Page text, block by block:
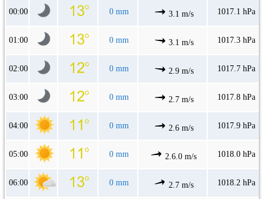
00:00 0 mm 3.1 m/s 1017.1 hPa
01:00 0 mm 3.1 m/s 1017.3 hPa
02:00 0 mm 2.9 m/s 1017.7 hPa
03:00 0 mm 2.7 m/s 1017.8 hPa
04:00 0 mm 2.6 m/s 1017.9 hPa
05:00 0 mm 2.6.0 m/s 1018.0 hPa
06:00 0 mm 2.7 m/s 1018.2 hPa